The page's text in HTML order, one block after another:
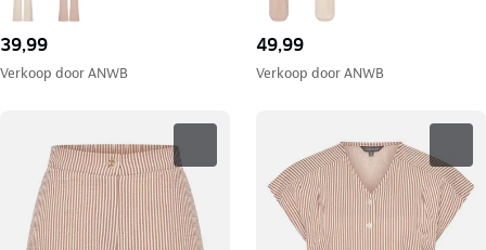
39,99
Verkoop doorANWB
49,99
Verkoop doorANWB